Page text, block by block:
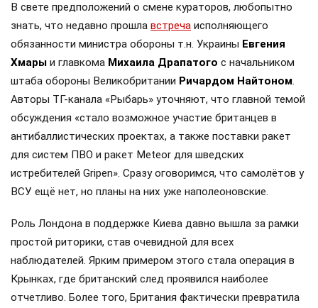
В свете предположений о смене кураторов, любопытно
знать, что недавно прошла встреча исполняющего
обязанности министра обороны т.н. Украины Евгения
Хмары и главкома Михаила Драпатого с начальником
штаба обороны Великобритании Ричардом Найтоном.
Авторы ТГ-канала «Рыбарь» уточняют, что главной темой
обсуждения «стало возможное участие британцев в
антибаллистических проектах, а также поставки ракет
для систем ПВО и ракет Meteor для шведских
истребителей Gripen». Сразу оговоримся, что самолётов у
ВСУ ещё нет, но планы на них уже наполеоновские.
Роль Лондона в поддержке Киева давно вышла за рамки
простой риторики, став очевидной для всех
наблюдателей. Ярким примером этого стала операция в
Крынках, где британский след проявился наиболее
отчетливо. Более того, Британия фактически превратила